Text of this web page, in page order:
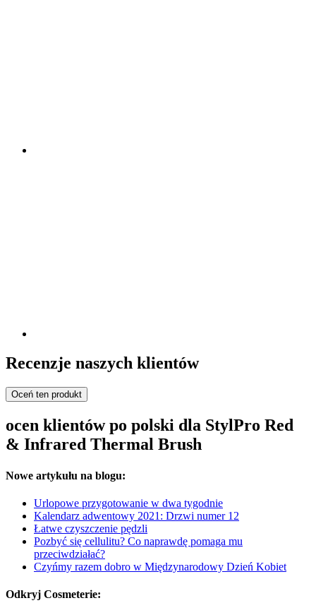
Recenzje naszych klientów
Oceń ten produkt
ocen klientów po polski dla StylPro Red
& Infrared Thermal Brush
Nowe artykułu na blogu:
Urlopowe przygotowanie w dwa tygodnie
Kalendarz adwentowy 2021: Drzwi numer 12
Łatwe czyszczenie pędzli
Pozbyć się cellulitu? Co naprawdę pomaga mu
przeciwdziałać?
Czyńmy razem dobro w Międzynarodowy Dzień Kobiet
Odkryj Cosmeterie: